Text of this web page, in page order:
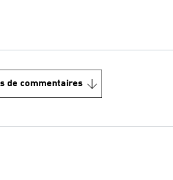
de commentaires